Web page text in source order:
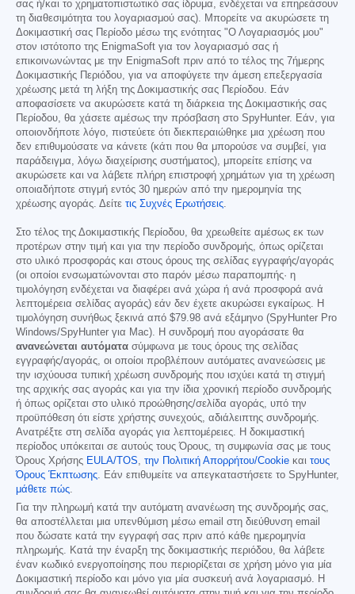
σας ή/και το χρηματοπιστωτικό σας ίδρυμα, ενδέχεται να επηρεάσουν
τη διαθεσιμότητα του λογαριασμού σας). Μπορείτε να ακυρώσετε τη
Δοκιμαστική σας Περίοδο μέσω της ενότητας "Ο Λογαριασμός μου"
στον ιστότοπο της EnigmaSoft για τον λογαριασμό σας ή
επικοινωνώντας με την EnigmaSoft πριν από το τέλος της 7ήμερης
Δοκιμαστικής Περιόδου, για να αποφύγετε την άμεση επεξεργασία
χρέωσης μετά τη λήξη της Δοκιμαστικής σας Περίοδου. Εάν
αποφασίσετε να ακυρώσετε κατά τη διάρκεια της Δοκιμαστικής σας
Περίοδου, θα χάσετε αμέσως την πρόσβαση στο SpyHunter. Εάν, για
οποιονδήποτε λόγο, πιστεύετε ότι διεκπεραιώθηκε μια χρέωση που
δεν επιθυμούσατε να κάνετε (κάτι που θα μπορούσε να συμβεί, για
παράδειγμα, λόγω διαχείρισης συστήματος), μπορείτε επίσης να
ακυρώσετε και να λάβετε πλήρη επιστροφή χρημάτων για τη χρέωση
οποιαδήποτε στιγμή εντός 30 ημερών από την ημερομηνία της
χρέωσης αγοράς. Δείτε τις Συχνές Ερωτήσεις.
Στο τέλος της Δοκιμαστικής Περίοδου, θα χρεωθείτε αμέσως εκ των
προτέρων στην τιμή και για την περίοδο συνδρομής, όπως ορίζεται
στο υλικό προσφοράς και στους όρους της σελίδας εγγραφής/αγοράς
(οι οποίοι ενσωματώνονται στο παρόν μέσω παραπομπής· η
τιμολόγηση ενδέχεται να διαφέρει ανά χώρα ή ανά προσφορά ανά
λεπτομέρεια σελίδας αγοράς) εάν δεν έχετε ακυρώσει εγκαίρως. Η
τιμολόγηση συνήθως ξεκινά από $79.98 ανά εξάμηνο (SpyHunter Pro
Windows/SpyHunter για Mac). Η συνδρομή που αγοράσατε θα
ανανεώνεται αυτόματα σύμφωνα με τους όρους της σελίδας
εγγραφής/αγοράς, οι οποίοι προβλέπουν αυτόματες ανανεώσεις με
την ισχύουσα τυπική χρέωση συνδρομής που ισχύει κατά τη στιγμή
της αρχικής σας αγοράς και για την ίδια χρονική περίοδο συνδρομής
ή όπως ορίζεται στο υλικό προώθησης/σελίδα αγοράς, υπό την
προϋπόθεση ότι είστε χρήστης συνεχούς, αδιάλειπτης συνδρομής.
Ανατρέξτε στη σελίδα αγοράς για λεπτομέρειες. Η δοκιμαστική
περίοδος υπόκειται σε αυτούς τους Όρους, τη συμφωνία σας με τους
Όρους Χρήσης EULA/TOS, την Πολιτική Απορρήτου/Cookie και τους
Όρους Έκπτωσης. Εάν επιθυμείτε να απεγκαταστήσετε το SpyHunter,
μάθετε πώς.
Για την πληρωμή κατά την αυτόματη ανανέωση της συνδρομής σας,
θα αποστέλλεται μια υπενθύμιση μέσω email στη διεύθυνση email
που δώσατε κατά την εγγραφή σας πριν από κάθε ημερομηνία
πληρωμής. Κατά την έναρξη της δοκιμαστικής περιόδου, θα λάβετε
έναν κωδικό ενεργοποίησης που περιορίζεται σε χρήση μόνο για μία
Δοκιμαστική περίοδο και μόνο για μία συσκευή ανά λογαριασμό. Η